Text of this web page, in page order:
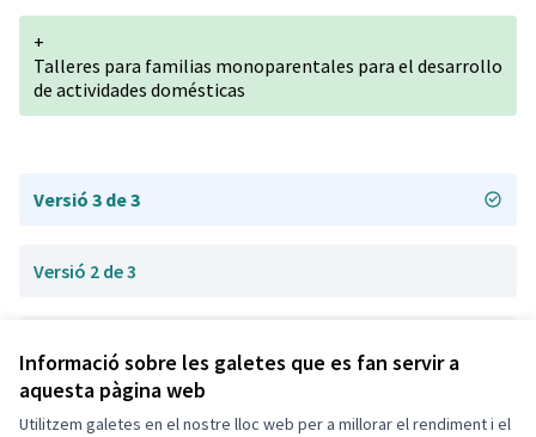
Informació sobre les galetes que es fan servir a
aquesta pàgina web
Utilitzem galetes en el nostre lloc web per a millorar el rendiment i el
+
Talleres para familias monoparentales para el desarrollo
de actividades domésticas
Versió 3 de 3
Versió 2 de 3
Termes i condicions d'ús